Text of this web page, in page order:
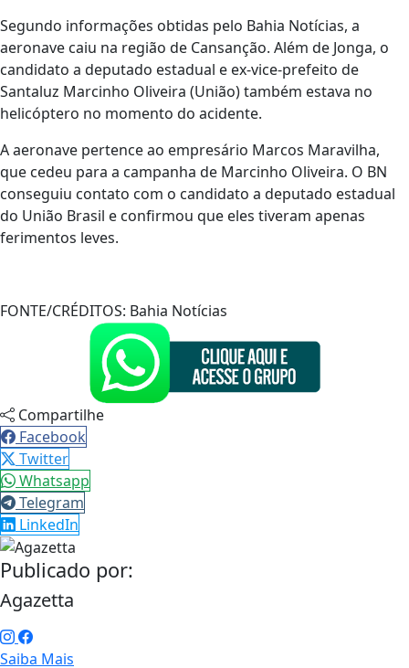
Segundo informações obtidas pelo Bahia Notícias, a
aeronave caiu na região de Cansanção. Além de Jonga, o
candidato a deputado estadual e ex-vice-prefeito de
Santaluz Marcinho Oliveira (União) também estava no
helicóptero no momento do acidente.
A aeronave pertence ao empresário Marcos Maravilha,
que cedeu para a campanha de Marcinho Oliveira. O BN
conseguiu contato com o candidato a deputado estadual
do União Brasil e confirmou que eles tiveram apenas
ferimentos leves.
FONTE/CRÉDITOS: Bahia Notícias
Compartilhe
Facebook
Twitter
Whatsapp
Telegram
LinkedIn
Publicado por:
Agazetta
Saiba Mais